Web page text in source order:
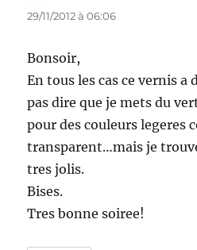
29/11/2012 à 06:06
Bonsoir,
En tous les cas ce vernis a
pas dire que je mets du
pour des couleurs legeres
transparent…mais je
tres jolis.
Bises.
Tres bonne soiree!